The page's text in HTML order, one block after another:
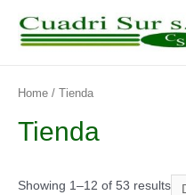
Home / Tienda
Tienda
Showing 1–12 of 53 results